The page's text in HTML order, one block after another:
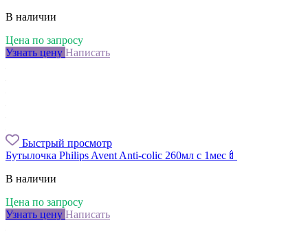
В наличии
Цена по запросу
Узнать цену Написать
Быстрый просмотр
Бутылочка Philips Avent Anti-colic 260мл с 1мес🍼
В наличии
Цена по запросу
Узнать цену Написать